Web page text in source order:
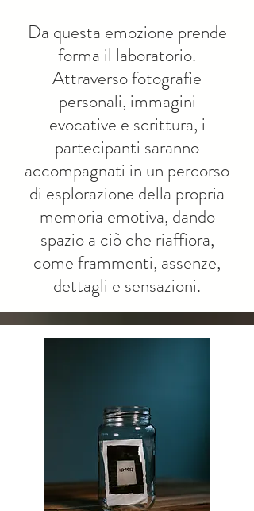
Da questa emozione prende
forma il laboratorio.
Attraverso fotografie
personali, immagini
evocative e scrittura, i
partecipanti saranno
accompagnati in un percorso
di esplorazione della propria
memoria emotiva, dando
spazio a ciò che riaffiora,
come frammenti, assenze,
dettagli e sensazioni.